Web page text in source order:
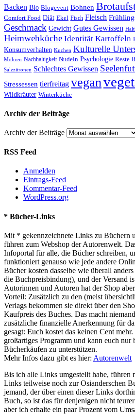
Backen Bio Blogevent Bohnen
Comfort Food Diät Ekel Fisch Fleisch
Geschmack Gewicht Gutes Gewissen
Heimwehküche Identität Kartoffeln
Konsumverhalten Kuchen Kulturelle
Möhren Nachhaltigkeit Nudeln Psychologie Reste
Salzzitronen Schlechtes Gewissen
Stressessen tierfreitag vegan
Wildkräuter Winterküche
Archiv der Beiträge
Archiv der Beiträge
RSS Feed
Anmelden
Eintrags-Feed
Kommentar-Feed
WordPress.org
* Bücher-Links
Mit * gekennzeichnete Links zu Büchern
führen zum Webshop der Autorenwelt.
Infoportal für alle, die Bücher schreiben,
funktioniert genauso wie jede andere
Bücher kosten dasselbe wie überall
die Buchpreisbindung), und der Versand
Autorinnen und Autoren hat der Shop
Vorteil: Zusätzlich zu den (meist
Verlags bekommen sie direkt über den
Kaufpreis des Buches. Das macht
zusätzliche finanzielle Anerkennung für
gesagt: Euch kostet das keinen Cent
großartiges Programm und kann euch nur
Bücherkäufen zu unterstützen.
Mehr Infos dazu gibt es hier: Autorenwelt
Bis ich alle Links umgestellt habe, führen
Links teilweise noch zur Osianderschen
jemand, der über einen dieser Links
Buch, so ist das für denjenigen nicht
aber ich erhalte ein paar Prozent vom